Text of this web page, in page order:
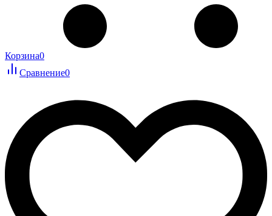
Корзина0
Сравнение0